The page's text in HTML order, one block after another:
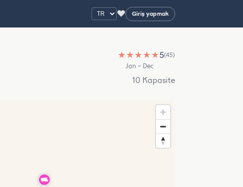
♥ Giriş yapmak
★ ★ ★ ★ ★5(45)
Jan – Dec
10 Kapasite